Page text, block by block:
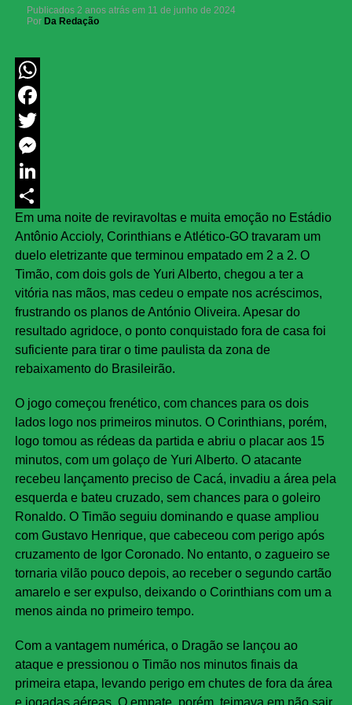
Publicados 2 anos atrás em 11 de junho de 2024
Por Da Redação
WhatsApp
Facebook
Twitter
Messenger
LinkedIn
Share
Em uma noite de reviravoltas e muita emoção no Estádio
Antônio Accioly, Corinthians e Atlético-GO travaram um
duelo eletrizante que terminou empatado em 2 a 2. O
Timão, com dois gols de Yuri Alberto, chegou a ter a
vitória nas mãos, mas cedeu o empate nos acréscimos,
frustrando os planos de António Oliveira. Apesar do
resultado agridoce, o ponto conquistado fora de casa foi
suficiente para tirar o time paulista da zona de
rebaixamento do Brasileirão.
O jogo começou frenético, com chances para os dois
lados logo nos primeiros minutos. O Corinthians, porém,
logo tomou as rédeas da partida e abriu o placar aos 15
minutos, com um golaço de Yuri Alberto. O atacante
recebeu lançamento preciso de Cacá, invadiu a área pela
esquerda e bateu cruzado, sem chances para o goleiro
Ronaldo. O Timão seguiu dominando e quase ampliou
com Gustavo Henrique, que cabeceou com perigo após
cruzamento de Igor Coronado. No entanto, o zagueiro se
tornaria vilão pouco depois, ao receber o segundo cartão
amarelo e ser expulso, deixando o Corinthians com um a
menos ainda no primeiro tempo.
Com a vantagem numérica, o Dragão se lançou ao
ataque e pressionou o Timão nos minutos finais da
primeira etapa, levando perigo em chutes de fora da área